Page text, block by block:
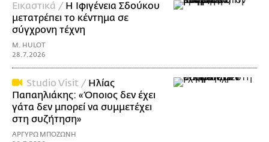
Εικαστικά / Η Ιφιγένεια Σδούκου
μετατρέπει το κέντημα σε
σύγχρονη τέχνη
M. HULOT
28.7.2026
Studio Visit / Ηλίας
Παπαηλιάκης: «Όποιος δεν έχει
γάτα δεν μπορεί να συμμετέχει
στη συζήτηση»
ΑΡΓΥΡΩ ΜΠΟΖΩΝΗ